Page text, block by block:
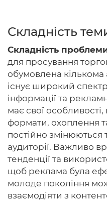
Складність
Складність
для просування
обумовлена
існує широкий
інформації та
має свої
формати, охоплення
постійно змінюються
аудиторії. Важливо
тенденції та
щоб реклама була
молоде покоління
взаємодіяти з
Умови